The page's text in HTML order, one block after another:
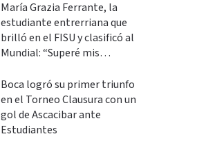
María Grazia Ferrante, la
estudiante entrerriana que
brilló en el FISU y clasificó al
Mundial: “Superé mis
Boca logró su primer triunfo
en el Torneo Clausura con un
gol de Ascacibar ante
Estudiantes